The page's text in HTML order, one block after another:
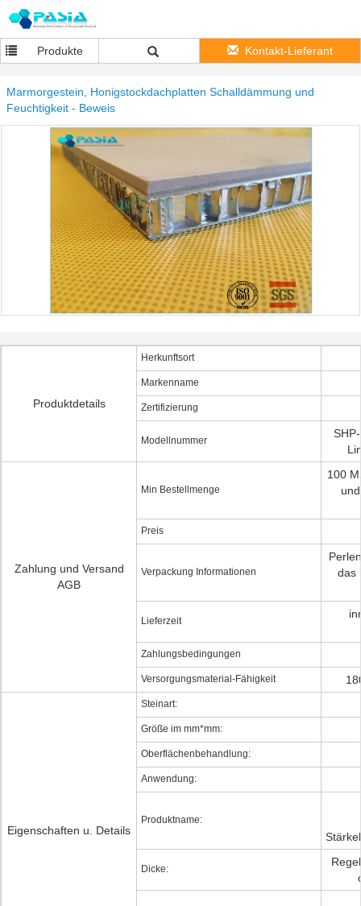
Produkte Kontakt-Lieferant
Marmorgestein, Honigstockdachplatten Schalldämmung und
Feuchtigkeit - Beweis
Produktdetails
Herkunftsort
Markenname
Zertifizierung
Modellnummer
Zahlung und Versand
AGB
Min Bestellmenge
100
Preis
Verpackung Informationen
das
Lieferzeit
Zahlungsbedingungen
Versorgungsmaterial-Fähigkeit
Eigenschaften u. Details
Steinart:
Größe im mm*mm:
Oberflächenbehandlung:
Anwendung:
Produktname:
Dicke: